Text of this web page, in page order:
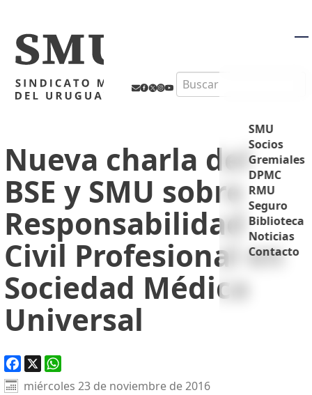
Search
SMU
Socios
Gremiales
DPMC
RMU
Seguro
Biblioteca
Noticias
Contacto
Nueva charla del
BSE y SMU sobre
Responsabilidad
Civil Profesional en
Sociedad Médica
Universal
Facebook
X WhatsApp
miércoles 23 de noviembre de 2016